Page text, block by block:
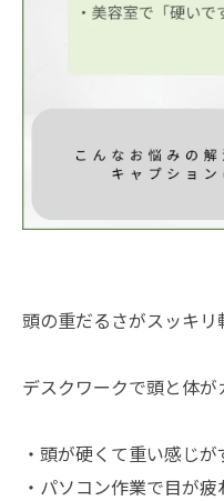
頭の重だるさがスッキリ
デスクワークで頭と体
・頭が硬くて重い感じ
・パソコン作業で目が